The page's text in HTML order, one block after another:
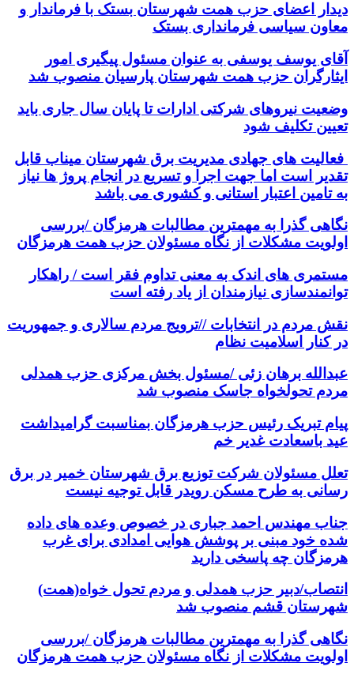
دیدار اعضای حزب همت شهرستان بستک با فرماندار و
معاون سیاسی فرمانداری بستک
آقای یوسف یوسفی به عنوان مسئول پیگیری امور
ایثارگران حزب همت شهرستان پارسیان منصوب شد
وضعیت نیروهای شرکتی ادارات تا پایان سال جاری باید
تعیین تکلیف شود
فعالیت های جهادی مدیریت برق شهرستان میناب قابل
تقدیر است اما جهت اجرا و تسریع در انجام پروژ ها نیاز
به تامین اعتبار استانی و کشوری می باشد
نگاهی گذرا به مهمترین مطالبات هرمزگان /بررسی
اولویت مشکلات از نگاه مسئولان حزب همت هرمزگان
مستمری های اندک به معنی تداوم فقر است / راهکار
توانمندسازی نیازمندان از یاد رفته است
نقش مردم در انتخابات //ترویج مردم سالاری و جمهوریت
در کنار اسلامیت نظام
عبدالله برهان زئی /مسئول بخش مرکزی حزب همدلی
مردم تحولخواه جاسک منصوب شد
پیام تبریک رئیس حزب هرمزگان بمناسبت گرامیداشت
عید باسعادت غدیر خم
تعلل مسئولان شرکت توزیع برق شهرستان خمیر در برق
رسانی به طرح مسکن رویدر قابل توجیه نیست
جناب مهندس احمد جباری در خصوص وعده های داده
شده خود مبنی بر پوشش هوایی امدادی برای غرب
هرمزگان چه پاسخی دارید
انتصاب/دبیر حزب همدلی و مردم تحول خواه(همت)
شهرستان قشم منصوب شد
نگاهی گذرا به مهمترین مطالبات هرمزگان /بررسی
اولویت مشکلات از نگاه مسئولان حزب همت هرمزگان